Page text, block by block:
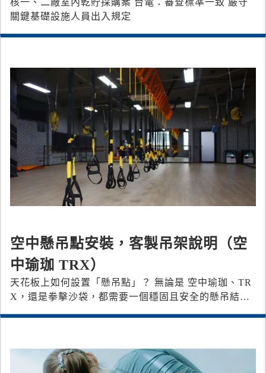
核一、二廠室內乾貯採購案 台電：審查標準一致 嚴守
關鍵基礎設施人員出入規定
空中懸吊點安裝，客製吊架說明（空
中瑜珈 TRX）
天花板上如何設置「懸吊點」？ 無論是 空中瑜珈、TR
X，還是拳擊沙袋，都需要一個穩固且安全的懸吊結
構。那麼，該如何選擇合適的方式呢